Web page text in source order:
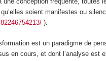
soient manifestes ou
).
est un paradigme de
en cours, et dont l’analyse est